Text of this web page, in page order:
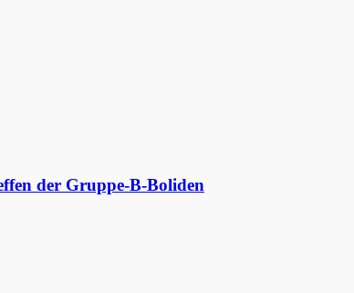
der Gruppe-B-Boliden